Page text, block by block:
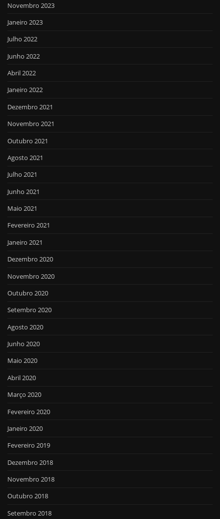
Novembro 2023
Janeiro 2023
Julho 2022
Junho 2022
Abril 2022
Janeiro 2022
Dezembro 2021
Novembro 2021
Outubro 2021
Agosto 2021
Julho 2021
Junho 2021
Maio 2021
Fevereiro 2021
Janeiro 2021
Dezembro 2020
Novembro 2020
Outubro 2020
Setembro 2020
Agosto 2020
Junho 2020
Maio 2020
Abril 2020
Março 2020
Fevereiro 2020
Janeiro 2020
Fevereiro 2019
Dezembro 2018
Novembro 2018
Outubro 2018
Setembro 2018